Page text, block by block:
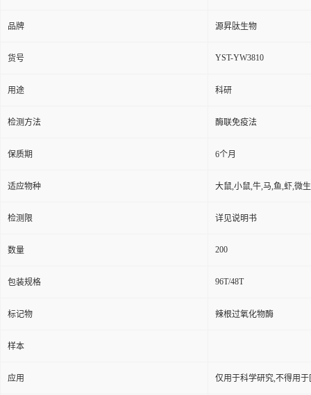
品牌 源昇肽生物
货号 YST-YW3810
用途 科研
检测方法 酶联免疫法
保质期 6个月
适应物种 大鼠,小鼠,牛,马,鱼,虾,微
检测限 详见说明书
数量 200
包装规格 96T/48T
标记物 辣根过氧化物酶
样本
应用 仅用于科学研究,不得用